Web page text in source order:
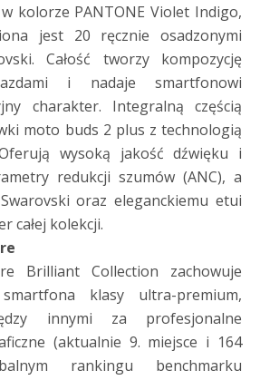
kolorze PANTONE Violet Indigo,
jest 20 ręcznie osadzonymi
Całość tworzy kompozycję
i nadaje smartfonowi
charakter. Integralną częścią
moto buds 2 plus z technologią
wysoką jakość dźwięku i
redukcji szumów (ANC), a
oraz eleganckiemu etui
całej kolekcji.
Brilliant Collection zachowuje
klasy ultra-premium,
innymi za profesjonalne
(aktualnie 9. miejsce i 164
rankingu benchmarku